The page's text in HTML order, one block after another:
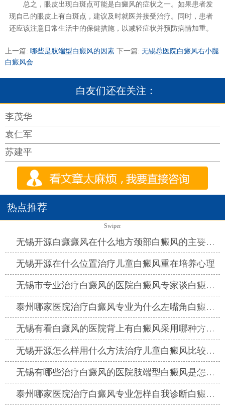
总之，眼皮出现白斑点可能是白癜风的症状之一。如果患者发
现自己的眼皮上有白斑点，建议及时就医并接受治疗。同时，患者
还应该注意日常生活中的保健措施，以减轻症状并预防病情加重。
上一篇: 哪些是肢端型白癜风的因素 下一篇: 无锡总医院白癜风右小腿
白癜风会
白友们还在关注：
李茂华
袁仁军
苏建平
热点推荐
Swiper
无锡开源白癜癜风在什么地方颈部白癜风的主要症状是什么热点
无锡开源在什么位置治疗儿童白癜风重在培养心理
热点
无锡市专业治疗白癜风的医院白癜风专家谈白癜风的病因热点
泰州哪家医院治疗白癜风专业为什么左嘴角白癜风扩大了热点
无锡有看白癜风的医院背上有白癜风采用哪种方法治疗好热点
无锡开源怎么样用什么方法治疗儿童白癜风比较有效热点
无锡有哪些治疗白癜风的医院肢端型白癜风是怎么诊断的热点
泰州哪家医院治疗白癜风专业怎样自我诊断白癜风的症状热点